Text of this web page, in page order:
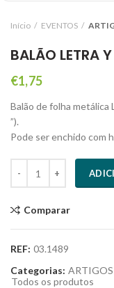
Início EVENTOS
BALÃO LETRA
€1,75
Balão de folha metálica
”).
Pode ser enchido com
Comparar
REF: 03.1489
Categorias: ARTIGOS
Todos os produtos